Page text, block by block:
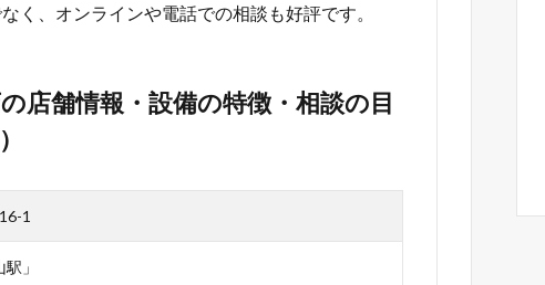
く、オンラインや電話での相談も好評です。
店舗情報・設備の特徴・相談の目
1
」